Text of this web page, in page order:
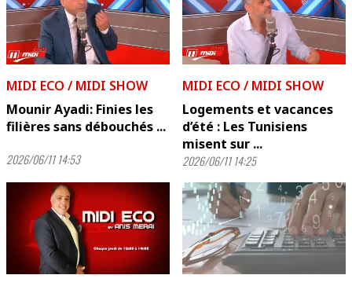
MIDI ECO / MIDI SHOW
Mounir Ayadi: Finies les
filières sans débouchés ...
2026/06/11 14:53
MIDI ECO / MIDI SHOW
Logements et vacances
d’été : Les Tunisiens
misent sur ...
2026/06/11 14:25